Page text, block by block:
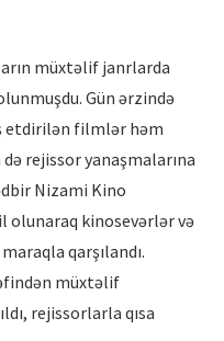
müxtəlif janrlarda
Gün ərzində
etdirilən filmlər həm
rejissor yanaşmalarına
Nizami Kino
olunaraq kinosevərlər və
qarşılandı.
müxtəlif
rejissorlarla qısa